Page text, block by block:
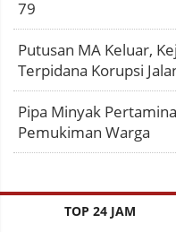
79
Putusan MA Keluar,
Terpidana Korupsi
Pipa Minyak
Pemukiman Warga
TOP 24 JAM